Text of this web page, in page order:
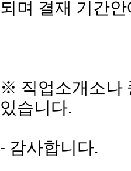
되며 결재 기간
※ 직업소개소나
있습니다.
- 감사합니다.